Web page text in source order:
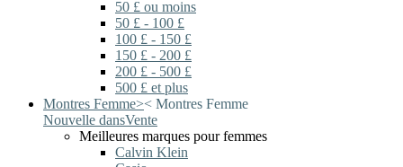
50 £ ou moins
50 £ - 100 £
100 £ - 150 £
150 £ - 200 £
200 £ - 500 £
500 £ et plus
Montres Femme>< Montres Femme
Nouvelle dansVente
Meilleures marques pour femmes
Calvin Klein